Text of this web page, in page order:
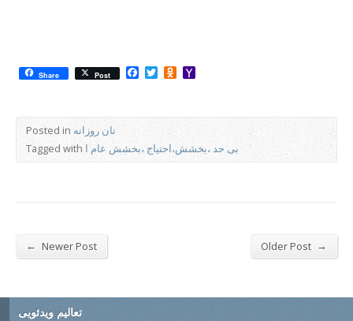
Share Post Facebook
TwitterOdnoklassniki
Posted in نان روزانه
Tagged withبی حد ،بخشش،احتیاج ،بخشش عام ا
← Newer Post Older Post →
تعالیم ویدئویی